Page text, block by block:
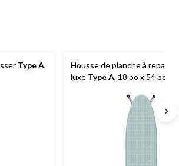
Type A,
Housse de planche à
luxe Type A, 18 po x 54 po